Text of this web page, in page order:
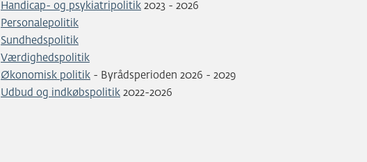
Handicap- og psykiatripolitik 2023 - 2026
Personalepolitik
Sundhedspolitik
Værdighedspolitik
Økonomisk politik - Byrådsperioden 2026 - 2029
Udbud og indkøbspolitik 2022-2026